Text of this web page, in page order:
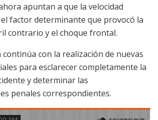
apuntan a que la velocidad
factor determinante que provocó la
contrario y el choque frontal.
con la realización de nuevas
para esclarecer completamente la
y determinar las
penales correspondientes.